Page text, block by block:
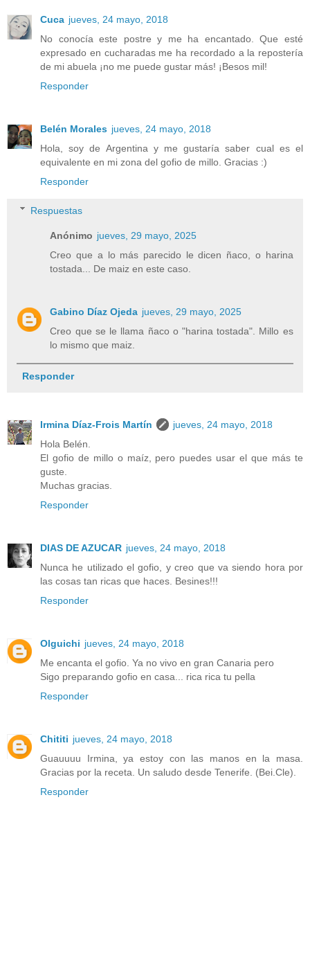
Cuca jueves, 24 mayo, 2018
No conocía este postre y me ha encantado. Que esté
expresado en cucharadas me ha recordado a la repostería
de mi abuela ¡no me puede gustar más! ¡Besos mil!
Responder
Belén Morales jueves, 24 mayo, 2018
Hola, soy de Argentina y me gustaría saber cual es el
equivalente en mi zona del gofio de millo. Gracias :)
Responder
Respuestas
Anónimo jueves, 29 mayo, 2025
Creo que a lo más parecido le dicen ñaco, o harina
tostada... De maiz en este caso.
Gabino Díaz Ojeda jueves, 29 mayo, 2025
Creo que se le llama ñaco o "harina tostada". Millo es
lo mismo que maiz.
Responder
Irmina Díaz-Frois Martín
jueves, 24 mayo, 2018
Hola Belén.
El gofio de millo o maíz, pero puedes usar el que más te
guste.
Muchas gracias.
Responder
DIAS DE AZUCAR jueves, 24 mayo, 2018
Nunca he utilizado el gofio, y creo que va siendo hora por
las cosas tan ricas que haces. Besines!!!
Responder
Olguichi jueves, 24 mayo, 2018
Me encanta el gofio. Ya no vivo en gran Canaria pero
Sigo preparando gofio en casa... rica rica tu pella
Responder
Chititi jueves, 24 mayo, 2018
Guauuuu Irmina, ya estoy con las manos en la masa.
Gracias por la receta. Un saludo desde Tenerife. (Bei.Cle).
Responder